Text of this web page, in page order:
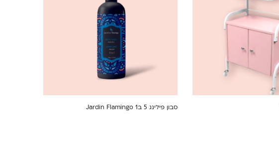
סבון פילינג 5 ב1 Jardin Flamingo